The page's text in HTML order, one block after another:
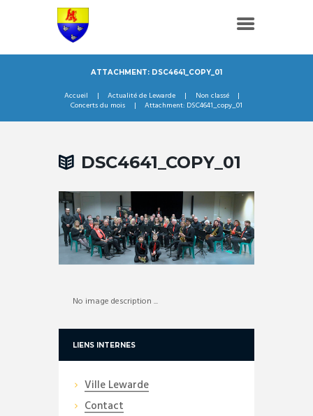
ATTACHMENT: DSC4641_COPY_01
Accueil Actualité de Lewarde
Non classé
Concerts du mois
Attachment: DSC4641_copy_01
DSC4641_COPY_01
No image description ...
LIENS INTERNES
Ville Lewarde
Contact